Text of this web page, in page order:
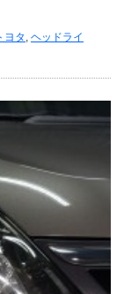
ヨタ ヘッドライ